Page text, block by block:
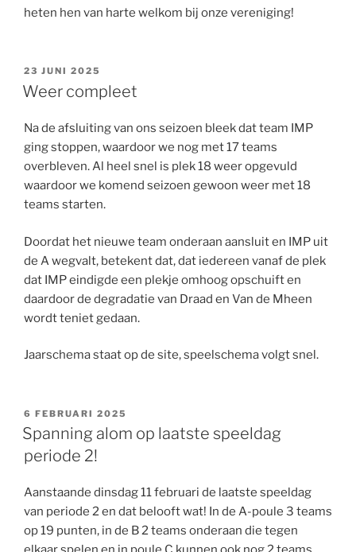
heten hen van harte welkom bij onze vereniging!
GEPLAATST
OP
23 JUNI 2025
Weer compleet
Na de afsluiting van ons seizoen bleek dat team IMP
ging stoppen, waardoor we nog met 17 teams
overbleven. Al heel snel is plek 18 weer opgevuld
waardoor we komend seizoen gewoon weer met 18
teams starten.
Doordat het nieuwe team onderaan aansluit en IMP uit
de A wegvalt, betekent dat, dat iedereen vanaf de plek
dat IMP eindigde een plekje omhoog opschuift en
daardoor de degradatie van Draad en Van de Mheen
wordt teniet gedaan.
Jaarschema staat op de site, speelschema volgt snel.
GEPLAATST
OP
6 FEBRUARI 2025
Spanning alom op laatste speeldag
periode 2!
Aanstaande dinsdag 11 februari de laatste speeldag
van periode 2 en dat belooft wat! In de A-poule 3 teams
op 19 punten, in de B 2 teams onderaan die tegen